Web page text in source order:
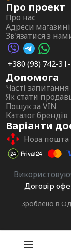
Про проект
Про нас
Адреси
Зв'язатися з
Viber AutoPalma
Telegram
+380 (98) 742-
Допомога
Часті запитання
Як стати
Пошук за VIN
Каталог брендів
Варіанти
Нова пошта
Договір
Зроблено в